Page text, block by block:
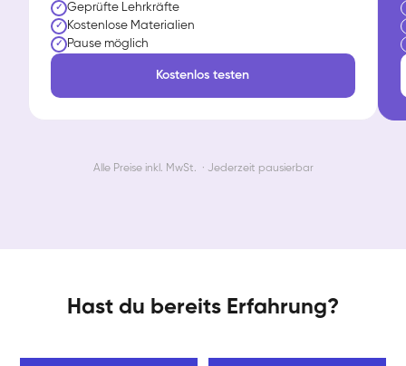
✓ Geprüfte Lehrkräfte
✓ Kostenlose Materialien
✓ Pause möglich
Kostenlos testen
Alle Preise inkl. MwSt. · Jederzeit pausierbar
Hast du bereits Erfahrung?